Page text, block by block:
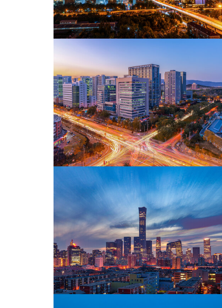
北京印象
北京国贸商业区夜景
北京石景山CBD夜景